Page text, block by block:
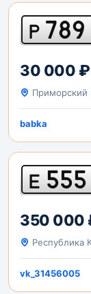
Р 789
30 000 ₽
Приморский
babka
Е 555
350 000
Республика
vk_31456005